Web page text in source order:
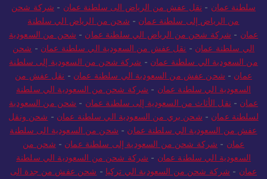
سلطنة عمان - نقل عفش من الرياض الى سلطنة عمان - شركة شحن
من الرياض إلى سلطنة عمان - شحن من الرياض الي سلطنة
عمان - شركة شحن من الرياض الي سلطنة عمان - شحن من السعودية
الي سلطنة عمان - نقل عفش من السعودية الي سلطنة عمان - شحن
من السعودية الي سلطنة عمان - شركة شحن من السعودية إلى سلطنة
عمان - شحن عفش من السعودية الي سلطنة عمان - نقل عفش من
السعودية الي سلطنة عمان - شركة شحن من السعودية الي سلطنة
عمان - نقل الأثاث من السعودية إلى سلطنة عمان - شحن من السعودية
لسلطنة عمان - شحن بري من السعودية الي سلطنة عمان - شحن ونقل
عفش من السعودية الي سلطنة عمان - شحن من السعودية الى سلطنة
عمان - شركة شحن من السعودية إلى سلطنة عمان - شحن من
السعودية الي سلطنة عمان - شركة شحن من السعودية الي سلطنة
عمان - شركة شحن من السعودية الي تركيا - شحن عفش من جدة الى